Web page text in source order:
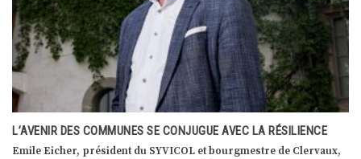
L’AVENIR DES COMMUNES SE CONJUGUE AVEC LA RÉSILIENCE
Emile Eicher, président du SYVICOL et bourgmestre de Clervaux,